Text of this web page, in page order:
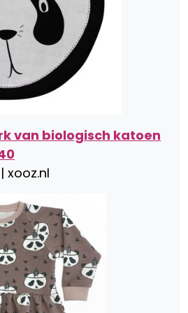
van biologisch katoen
xooz.nl